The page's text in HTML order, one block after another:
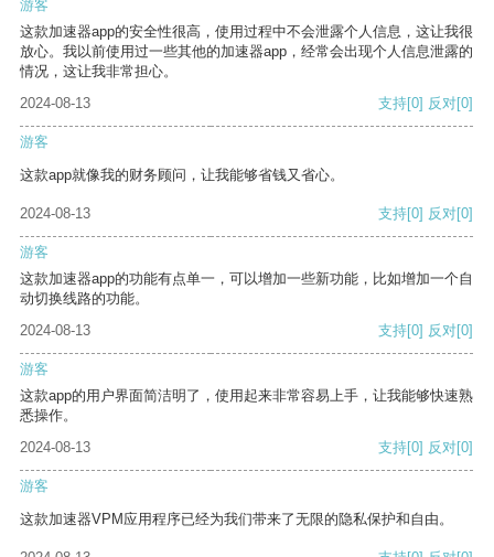
游客
这款加速器app的安全性很高，使用过程中不会泄露个人信息，这让我很
放心。我以前使用过一些其他的加速器app，经常会出现个人信息泄露的
情况，这让我非常担心。
2024-08-13
支持[0] 反对[0]
游客
这款app就像我的财务顾问，让我能够省钱又省心。
2024-08-13 支持[0] 反对[0]
游客
这款加速器app的功能有点单一，可以增加一些新功能，比如增加一个自
动切换线路的功能。
2024-08-13
支持[0] 反对[0]
游客
这款app的用户界面简洁明了，使用起来非常容易上手，让我能够快速熟
悉操作。
2024-08-13
支持[0] 反对[0]
游客
这款加速器VPM应用程序已经为我们带来了无限的隐私保护和自由。